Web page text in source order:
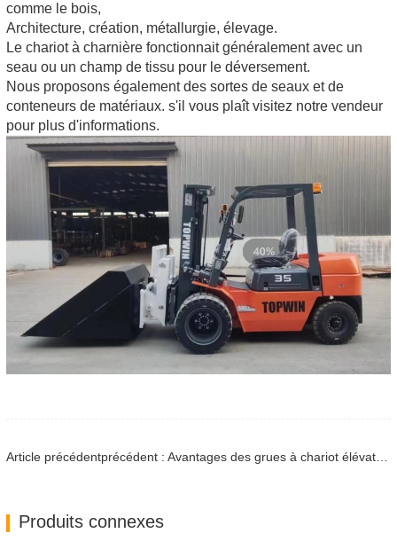
comme le bois,
Architecture, création, métallurgie, élevage.
Le chariot à charnière fonctionnait généralement avec un
seau ou un champ de tissu pour le déversement.
Nous proposons également des sortes de seaux et de
conteneurs de matériaux. s'il vous plaît visitez notre vendeur
pour plus d'informations.
Produits connexes